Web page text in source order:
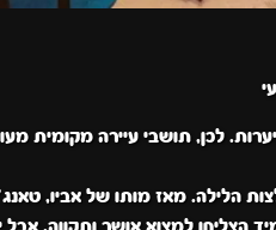
לכן, תושבי עיירה מקומית
הלילה. מאז מותו של אביו,